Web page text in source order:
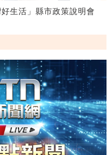
生活」縣市政策說明會